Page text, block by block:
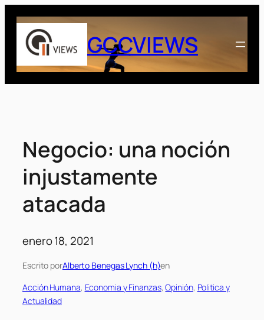
Saltar
contenido
GCCVIEWS
Negocio: una noción
injustamente
atacada
enero 18, 2021
Escrito porAlberto Benegas Lynch (h)en
Acción Humana, Economia y Finanzas, Opinión, Politica y
Actualidad